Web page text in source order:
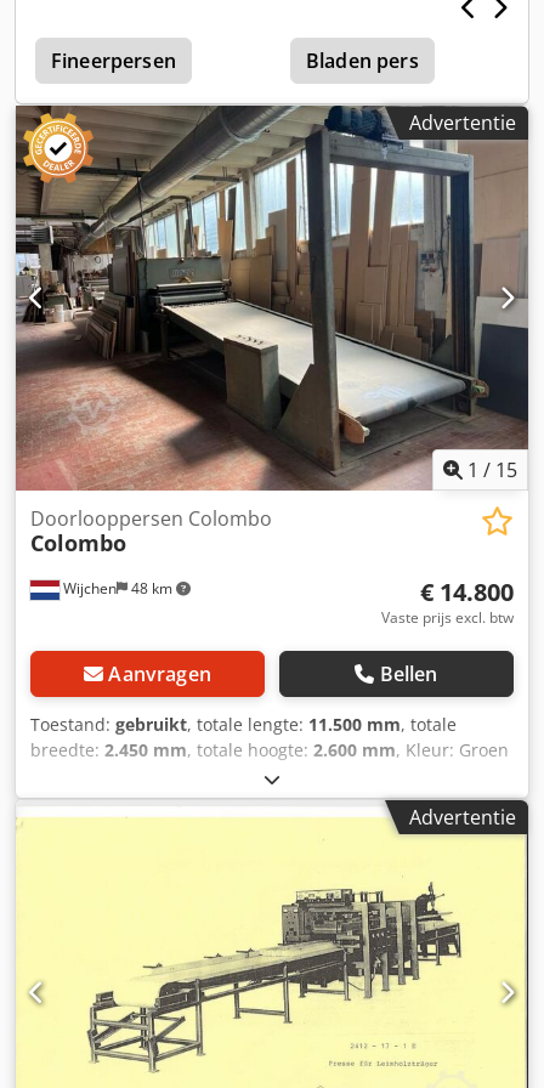
Fineerpersen Bladen pers
Advertentie
1 / 15
Wijchen 48 km
Doorlooppersen Colombo
Colombo
€ 14.800
Vaste prijs excl. btw
Aanvragen Bellen
Toestand: gebruikt, totale lengte: 11.500 mm, totale
breedte: 2.450 mm, totale hoogte: 2.600 mm, Kleur: Groen
Ledig gewicht: 16.500 kg Fineerpers doorloop pers lijmpers
platenpers Colombo Dedpfownhvvsx Anrskr Machine
afmetingen: 4400x1400 Olie verwarmd. invoer/uitvoer zit
aanwezig: Nee - CE certificaat aanwezig: Nee - Aandrijving
pers: Hydraulisch - Max. werkstuk lengte [mm]: 4500 - Max.
werkstuk breedte [mm]: 1400 - Max. werkstuk hoogte
[mm]: 140 - Totale slag [mm]: 140 - Aantal etages [st.]: 1 -
Materiaal platen: Staal - Aantal cilinders [st.]: 8 - Diameter
cilinders [mm]: 85 - Werkdruk [kg/cm²]: 4 - Type
verwarming: Olie verwarmd - Voltage [V]: 400 -
Transportafmetingen: 11500mm x 2450mm x 2600mm (l x
b x h) - Transportgewicht [kg]: 16500kg Financiële
Advertentie